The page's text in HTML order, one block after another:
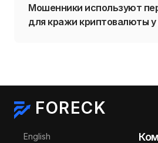
Мошенники используют
для кражи криптовалюты у
FORECK
Выберите язык
English